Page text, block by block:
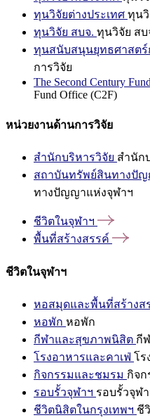
ทุนวิจัยต่างประเทศ ทุนวิ
ทุนวิจัย สบจ. ทุนวิจัย สบ
ทุนสนับสนุนยุทธศาสตร์
การวิจัย
The Second Century
Fund Office (C2F)
หน่วยงานด้านการวิจัย
สำนักบริหารวิจัย สำนัก
สถาบันทรัพย์สินทางปั
ทางปัญญาแห่งจุฬาฯ
ชีวิตในจุฬาฯ
พื้นที่สร้างสรรค์
ชีวิตในจุฬาฯ
หอสมุดและพื้นที่สร้างส
หอพัก หอพัก
กีฬาและสุขภาพนิสิต กี
โรงอาหารและคาเฟ่ โร
กิจกรรมและชมรม กิจ
รอบรั้วจุฬาฯ รอบรั้วจุฬ
ชีวิตนิสิตในกรุงเทพฯ ชี